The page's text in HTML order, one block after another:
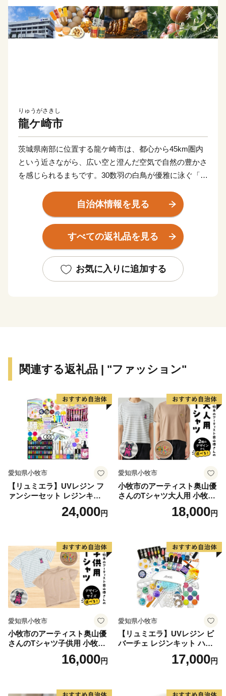
りゅうがさきし
龍ケ崎市
茨城県南部に位置する龍ケ崎市は、都心から45km圏内
という近さながら、広い空と澄んだ空気で自然の豊かさ
を感じられるまちです。30数羽の白鳥が優雅に泳ぐ「牛
また、「まち全体で子どもを育てたい！そして子育てを
支えたい！」そんな想いを実現するべく、結婚、妊娠、
出産、育児、教育、それぞれのステージに応じたさまざ
まな支援策を展開しています。そして、これからも「子
なまちづくりを進めていきます。
自治体情報を見る
すべての返礼品を見る
お気に入りに追加する
関連する返礼品 | "ファッション"
愛知県小牧市
【リュミエラ】UVレジン フ
ァンシーセット レジンキッ
ト ハンドメイド レジンクラ
フト アクセサリーキット 手
24,000円
愛知県小牧市
小牧市のアーティスト奥山優
さんのTシャツ大人用 小牧市
18,000円
愛知県小牧市
小牧市のアーティスト奥山優
さんのTシャツ子供用 小牧市
16,000円
愛知県小牧市
【リュミエラ】UVレジン ビ
バーチェ レジンキット ハン
ドメイド レジンクラフト ア
クセサリーキット 手作り セ
17,000円